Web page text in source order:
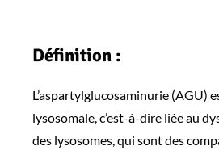
Définition :
L’aspartylglucosaminurie (AGU)
lysosomale, c’est-à-dire liée au
des lysosomes, qui sont des